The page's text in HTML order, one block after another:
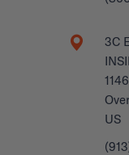
3C
US